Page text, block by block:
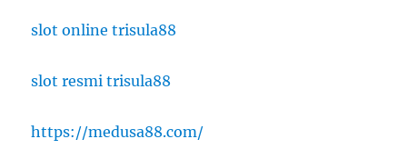
slot online trisula88
slot resmi trisula88
https://medusa88.com/